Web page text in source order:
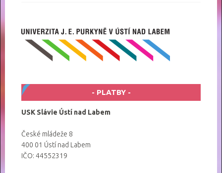
PLATBY
USK Slávie Ústí nad Labem
České mládeže 8
400 01 Ústí nad Labem
IČO: 44552319